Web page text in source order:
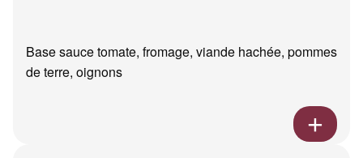
Base sauce tomate, fromage, viande hachée, pommes
de terre, oignons